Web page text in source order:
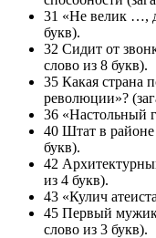
31 «Не велик …,
букв).
32 Сидит от
слово из 8 букв).
35 Какая страна
революции»?
36 «Настольный
40 Штат в районе
букв).
42
из 4 букв).
43 «Кулич
45 Первый мужик
слово из 3 букв).